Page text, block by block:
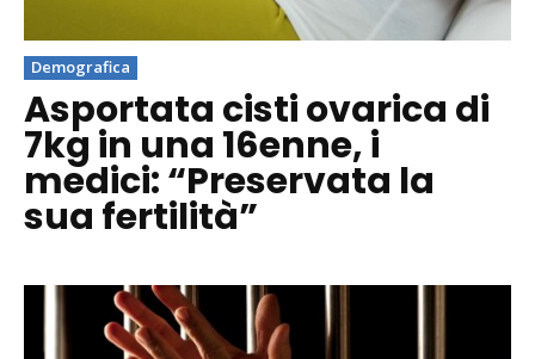
Demografica
Asportata cisti ovarica di
7kg in una 16enne, i
medici: “Preservata la
sua fertilità”